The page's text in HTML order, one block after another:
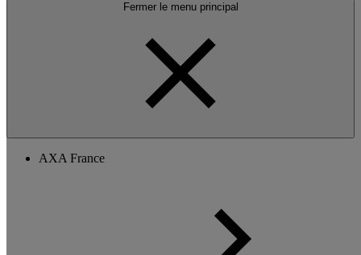
Fermer le menu principal
AXA France